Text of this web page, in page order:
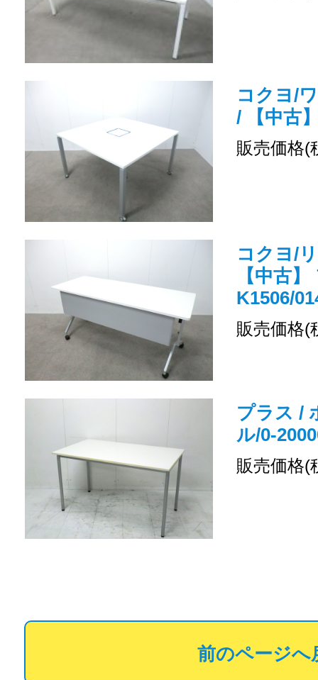
コクヨ/
/ 【中古
販売価格(
コクヨ/
【中古
K1506/
販売価格(
プラス /
ル/0-
販売価格(
前のページへ